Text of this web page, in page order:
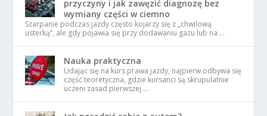
przyczyny i jak zawęzić diagnozę bez
wymiany części w ciemno
Szarpanie podczas jazdy często kojarzy się z „chwilową
usterką”, ale gdy pojawia się przy dodawaniu gazu lub na …
Nauka praktyczna
Udając się na kurs prawa jazdy, najpierw odbywa się
część teoretyczna, gdzie kursanci są skrupulatnie
uczeni zasad pierwszej …